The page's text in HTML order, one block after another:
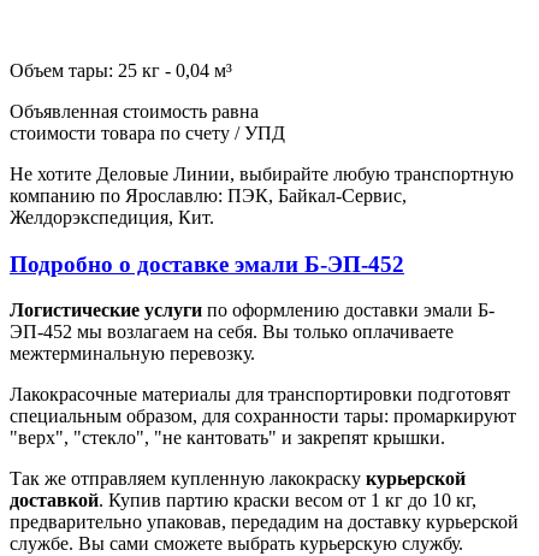
Объем тары: 25 кг - 0,04 м³
Объявленная стоимость равна
стоимости товара по счету / УПД
Не хотите Деловые Линии, выбирайте любую транспортную
компанию по Ярославлю: ПЭК, Байкал-Сервис,
Желдорэкспедиция, Кит.
Подробно о доставке эмали Б-ЭП-452
Логистические услуги по оформлению доставки эмали Б-
ЭП-452 мы возлагаем на себя. Вы только оплачиваете
межтерминальную перевозку.
Лакокрасочные материалы для транспортировки подготовят
специальным образом, для сохранности тары: промаркируют
"верх", "стекло", "не кантовать" и закрепят крышки.
Так же отправляем купленную лакокраску курьерской
доставкой. Купив партию краски весом от 1 кг до 10 кг,
предварительно упаковав, передадим на доставку курьерской
службе. Вы сами сможете выбрать курьерскую службу.